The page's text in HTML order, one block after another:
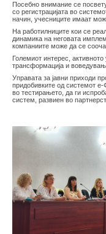
Посебно внимание се
со регистрацијата во
начин, учесниците имаат
На работилниците кои се
динамика на неговата
компаниите може да се
Големиот интерес,
трансформација и
Управата за јавни приходи
придобивките од системот
во тестирањето, да ги
систем, развиен во